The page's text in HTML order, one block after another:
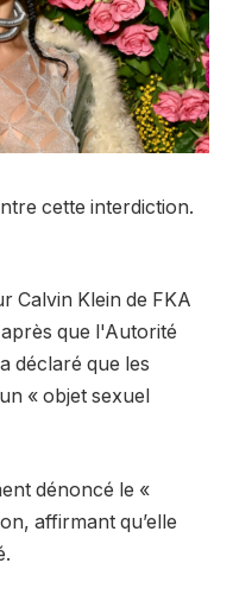
cette interdiction.
Calvin Klein de FKA
que l'Autorité
déclaré que les
« objet sexuel
dénoncé le «
affirmant qu’elle